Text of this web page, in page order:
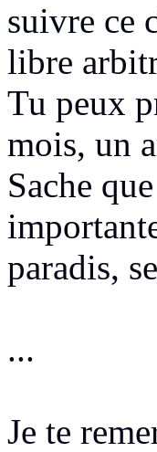
suivre ce
libre
Tu peux
mois, un
Sache
paradis,
...
Je te